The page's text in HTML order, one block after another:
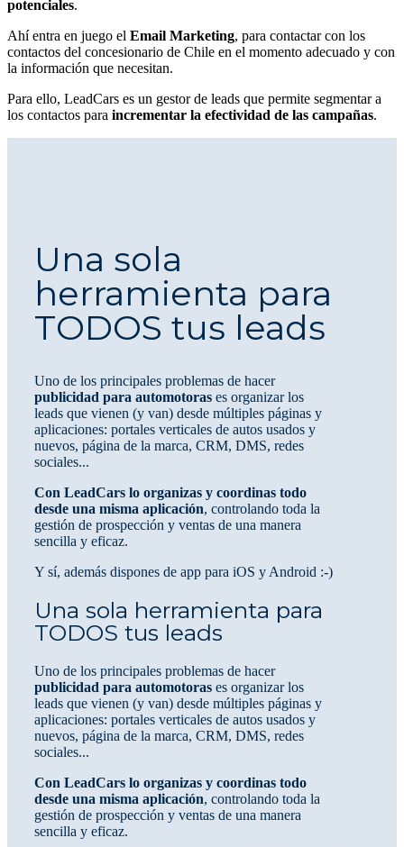
potenciales.
Ahí entra en juego el Email Marketing, para contactar con los
contactos del concesionario de Chile en el momento adecuado y con
la información que necesitan.
Para ello, LeadCars es un gestor de leads que permite segmentar a
los contactos para incrementar la efectividad de las campañas.
Una sola
herramienta para
TODOS tus leads
Uno de los principales problemas de hacer
publicidad para automotoras es organizar los
leads que vienen (y van) desde múltiples páginas y
aplicaciones: portales verticales de autos usados y
nuevos, página de la marca, CRM, DMS, redes
sociales...
Con LeadCars lo organizas y coordinas todo
desde una misma aplicación, controlando toda la
gestión de prospección y ventas de una manera
sencilla y eficaz.
Y sí, además dispones de app para iOS y Android :-)
Una sola herramienta para
TODOS tus leads
Uno de los principales problemas de hacer
publicidad para automotoras es organizar los
leads que vienen (y van) desde múltiples páginas y
aplicaciones: portales verticales de autos usados y
nuevos, página de la marca, CRM, DMS, redes
sociales...
Con LeadCars lo organizas y coordinas todo
desde una misma aplicación, controlando toda la
gestión de prospección y ventas de una manera
sencilla y eficaz.